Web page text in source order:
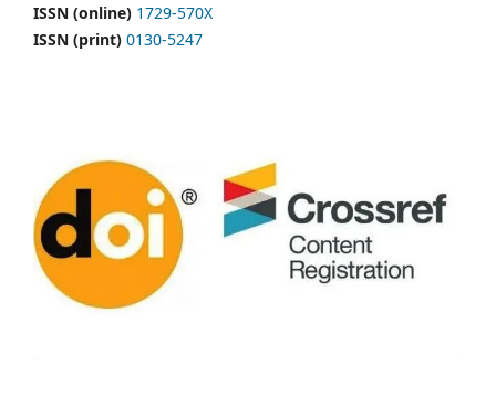
ISSN (online) 1729-570X
ISSN (print) 0130-5247